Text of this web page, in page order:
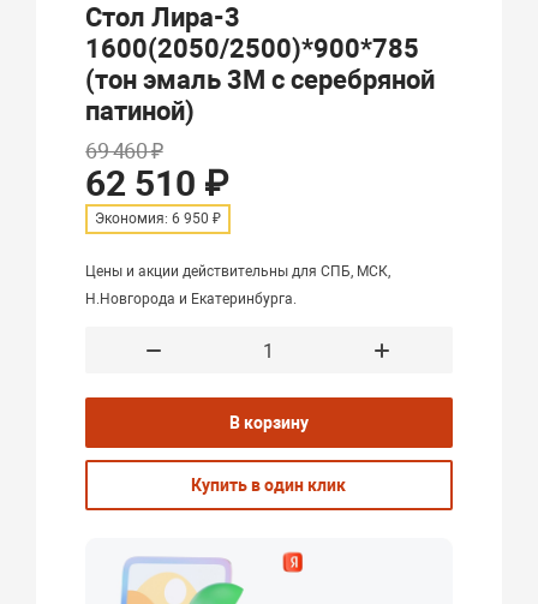
Стол Лира-3
1600(2050/2500)*900*785
(тон эмаль 3М с серебряной
патиной)
69 460 ₽
62 510 ₽
Экономия: 6 950 ₽
Цены и акции действительны для СПБ, МСК,
Н.Новгорода и Екатеринбурга.
В корзину
Купить в один клик